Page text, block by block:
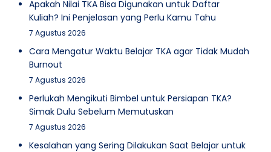
Apakah Nilai TKA Bisa Digunakan untuk Daftar
Kuliah? Ini Penjelasan yang Perlu Kamu Tahu
7 Agustus 2026
Cara Mengatur Waktu Belajar TKA agar Tidak Mudah
Burnout
7 Agustus 2026
Perlukah Mengikuti Bimbel untuk Persiapan TKA?
Simak Dulu Sebelum Memutuskan
7 Agustus 2026
Kesalahan yang Sering Dilakukan Saat Belajar untuk